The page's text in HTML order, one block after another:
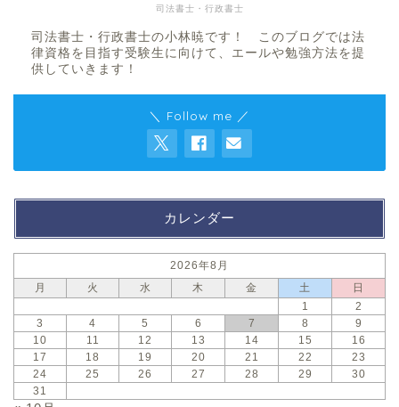
司法書士・行政書士
司法書士・行政書士の小林暁です！ このブログでは法
律資格を目指す受験生に向けて、エールや勉強方法を提
供していきます！
＼ Follow me ／
カレンダー
2026年8月
月
火 水 木 金 土
日
1
2
3
4 5 6 7 8
9
10
11 12 13 14 15
16
17
18 19 20 21 22
23
24
25 26 27 28 29
30
31